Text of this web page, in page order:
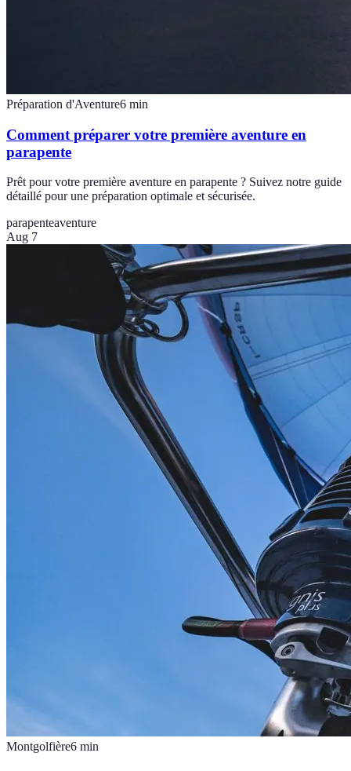
Préparation d'Aventure6 min
Comment préparer votre première aventure en
parapente
Prêt pour votre première aventure en parapente ? Suivez notre guide
détaillé pour une préparation optimale et sécurisée.
parapenteaventure
Aug 7
Montgolfière6 min